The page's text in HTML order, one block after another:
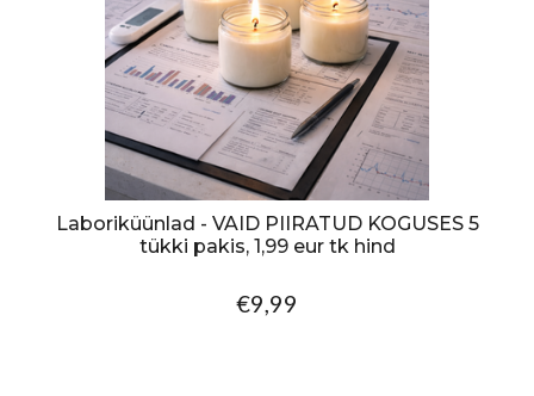
Laboriküünlad - VAID PIIRATUD KOGUSES 5
tükki pakis, 1,99 eur tk hind
€9,99